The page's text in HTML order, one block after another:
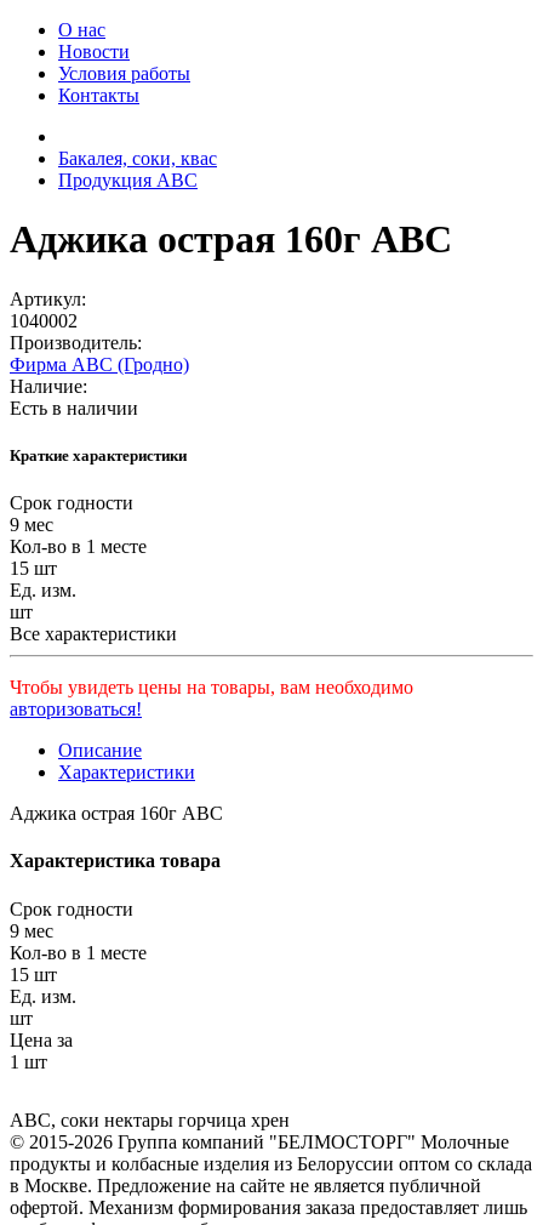
О нас
Новости
Условия работы
Контакты
Бакалея, соки, квас
Продукция АВС
Аджика острая 160г АВС
Артикул:
1040002
Производитель:
Фирма АВС (Гродно)
Наличие:
Есть в наличии
Краткие характеристики
Срок годности
9 мес
Кол-во в 1 месте
15 шт
Ед. изм.
шт
Все характеристики
Чтобы увидеть цены на товары, вам необходимо
авторизоваться!
Описание
Характеристики
Аджика острая 160г АВС
Характеристика товара
Срок годности
9 мес
Кол-во в 1 месте
15 шт
Ед. изм.
шт
Цена за
1 шт
АВС, соки нектары горчица хрен
© 2015-2026 Группа компаний "БЕЛМОСТОРГ" Молочные
продукты и колбасные изделия из Белоруссии оптом со склада
в Москве. Предложение на сайте не является публичной
офертой. Механизм формирования заказа предоставляет лишь